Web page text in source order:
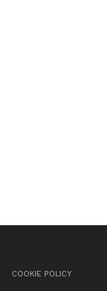
COOKIE POLICY